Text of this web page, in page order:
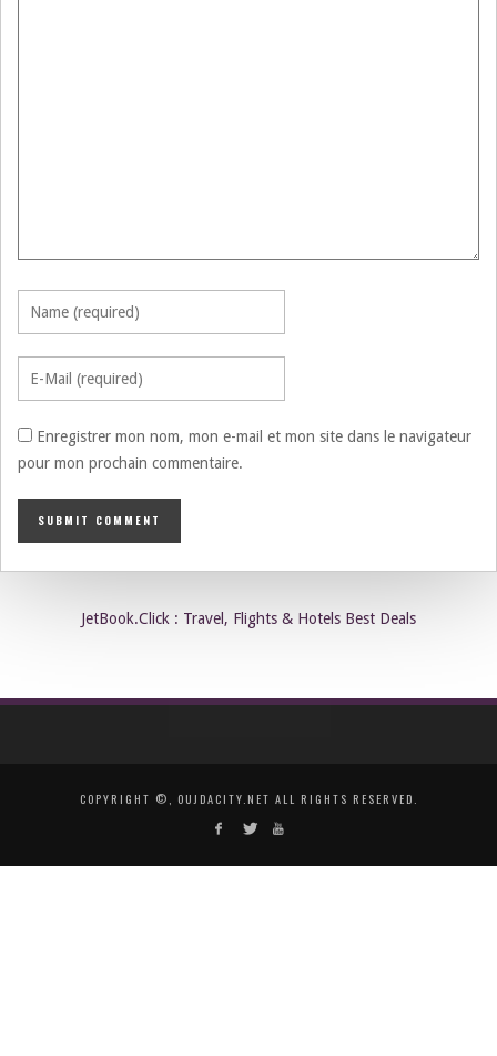
Enregistrer mon nom, mon e-mail et mon site dans le navigateur
pour mon prochain commentaire.
JetBook.Click : Travel, Flights & Hotels Best Deals
COPYRIGHT ©, OUJDACITY.NET ALL RIGHTS RESERVED.